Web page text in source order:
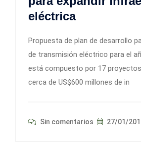
eléctrica
Propuesta de plan de desarrollo
de transmisión eléctrico para el
está compuesto por 17
cerca de US$600 millones de in
Sin comentarios 27/01/